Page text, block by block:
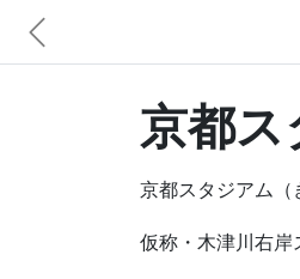
京都
京都スタジアム（
仮称・木津川右岸